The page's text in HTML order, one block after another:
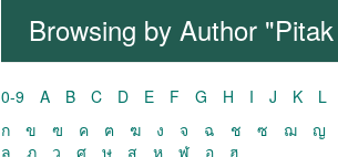
Browsing by Author
0-9 A B C D E F G H I J K L
ก
ข ฃ ค ฅ ฆ ง จ ฉ ช ซ ฌ ญ
ล
ฦ ว ศ ษ ส ห ฬ อ
ฮ